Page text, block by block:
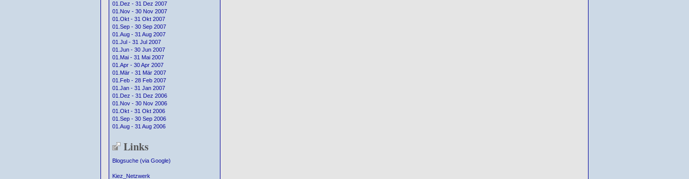
01.Dez - 31 Dez 2007
01.Nov - 30 Nov 2007
01.Okt - 31 Okt 2007
01.Sep - 30 Sep 2007
01.Aug - 31 Aug 2007
01.Jul - 31 Jul 2007
01.Jun - 30 Jun 2007
01.Mai - 31 Mai 2007
01.Apr - 30 Apr 2007
01.Mär - 31 Mär 2007
01.Feb - 28 Feb 2007
01.Jan - 31 Jan 2007
01.Dez - 31 Dez 2006
01.Nov - 30 Nov 2006
01.Okt - 31 Okt 2006
01.Sep - 30 Sep 2006
01.Aug - 31 Aug 2006
Links
Blogsuche (via Google)
Kiez_Netzwerk